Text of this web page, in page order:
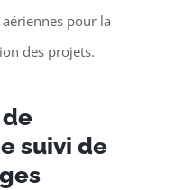
pour la
des projets.
suivi de